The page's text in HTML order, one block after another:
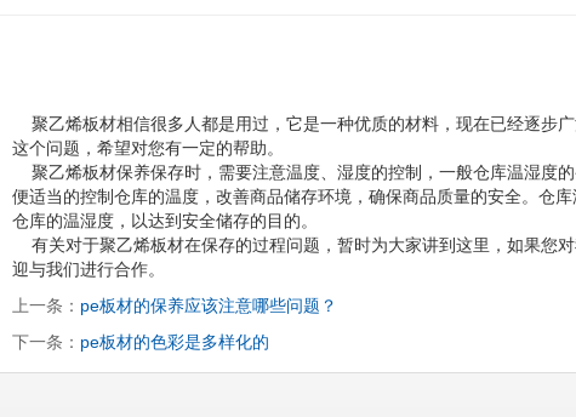
聚乙烯板材相信很多人都是用过，它是一种优质的材料，现在已经逐步
这个问题，希望对您有一定的帮助。
聚乙烯板材保养保存时，需要注意温度、湿度的控制，一般仓库温湿度
便适当的控制仓库的温度，改善商品储存环境，确保商品质量的安全。仓
仓库的温湿度，以达到安全储存的目的。
有关对于聚乙烯板材在保存的过程问题，暂时为大家讲到这里，如果您
迎与我们进行合作。
上一条： pe板材的保养应该注意哪些问题？
下一条： pe板材的色彩是多样化的